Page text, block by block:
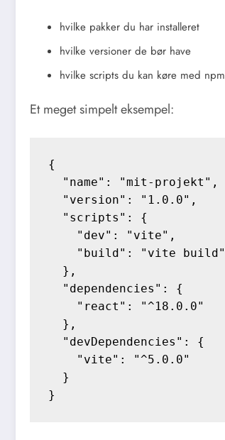
hvilke pakker du har installeret
hvilke versioner de bør have
hvilke scripts du kan køre med npm
Et meget simpelt eksempel:
{
  "name": "mit-projekt",
  "version": "1.0.0",
  "scripts": {
    "dev": "vite",
    "build": "vite build"
  },
  "dependencies": {
    "react": "^18.0.0"
  },
  "devDependencies": {
    "vite": "^5.0.0"
  }